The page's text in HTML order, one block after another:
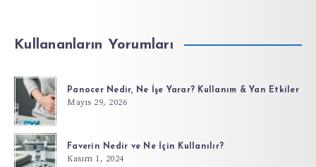
Kullananların Yorumları
Panocer Nedir, Ne İşe Yarar? Kullanım & Yan Etkiler
Mayıs 29, 2026
Faverin Nedir ve Ne İçin Kullanılır?
Kasım 1, 2024